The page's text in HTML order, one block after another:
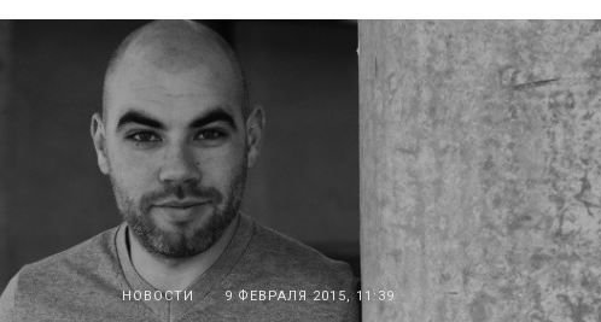
НОВОСТИ 9 ФЕВРАЛЯ 2015, 11:39